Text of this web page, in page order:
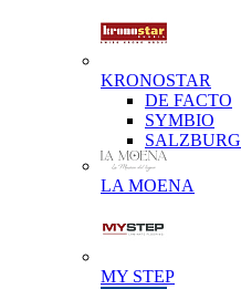
KRONOSTAR
DE FACTO
SYMBIO
SALZBURG
LA MOENA
MY STEP